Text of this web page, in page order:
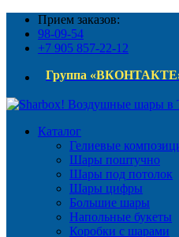
Прием заказов:
98-09-54
+7 905 857-22-12
Группа
Каталог
Гелиевые
Шары поштучно
Шары под потолок
Шары цифры
Большие шары
Напольные букеты
Коробки с шарами